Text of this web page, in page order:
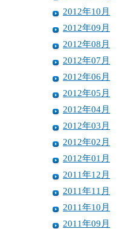
2012年10月
2012年09月
2012年08月
2012年07月
2012年06月
2012年05月
2012年04月
2012年03月
2012年02月
2012年01月
2011年12月
2011年11月
2011年10月
2011年09月